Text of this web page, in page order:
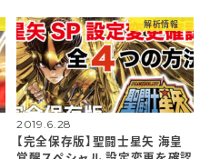
解析情報
2019.6.28
【完全保存版】聖闘士星矢 海皇